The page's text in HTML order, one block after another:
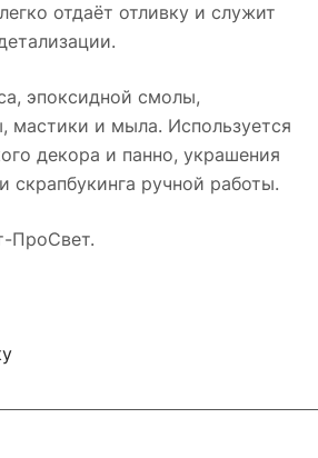
отдаёт отливку и служит
эпоксидной смолы,
мастики и мыла. Используется
декора и панно, украшения
скрапбукинга ручной работы.
ПроСвет.